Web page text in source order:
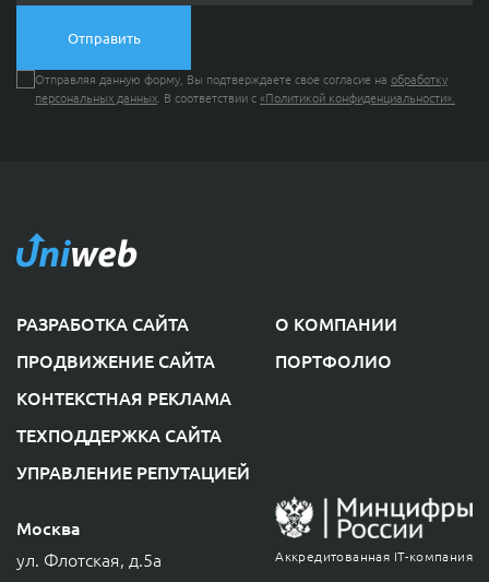
Отправляя данную форму, Вы подтверждаете свое согласие на обработку
персональных данных . В соответствии с«Политикой конфиденциальности».
РАЗРАБОТКА САЙТА
ПРОДВИЖЕНИЕ САЙТА
КОНТЕКСТНАЯ РЕКЛАМА
ТЕХПОДДЕРЖКА САЙТА
УПРАВЛЕНИЕ РЕПУТАЦИЕЙ
О КОМПАНИИ
ПОРТФОЛИО
Аккредитованная IT-компания
Москва
ул. Флотская, д.5а
Telegram MAX